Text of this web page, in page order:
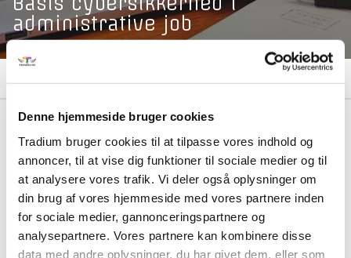
Denne hjemmeside bruger cookies
Tradium bruger cookies til at tilpasse vores indhold og
annoncer, til at vise dig funktioner til sociale medier og til
at analysere vores trafik. Vi deler også oplysninger om
din brug af vores hjemmeside med vores partnere inden
for sociale medier, gannonceringspartnere og
analysepartnere. Vores partnere kan kombinere disse
data med andre oplysninger, du har givet dem, eller som
administrative job
Formål
VEU-Godtgørelse og befordringstilskud